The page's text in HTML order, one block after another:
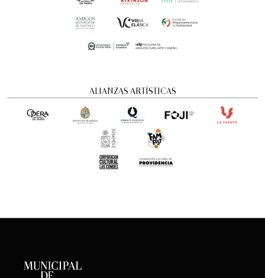
ALIANZAS ARTÍSTICAS